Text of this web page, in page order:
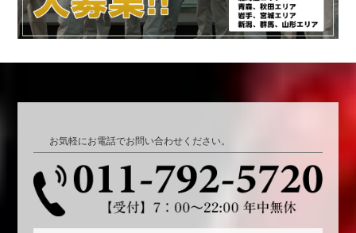
お気軽にお電話でお問い合わせください。